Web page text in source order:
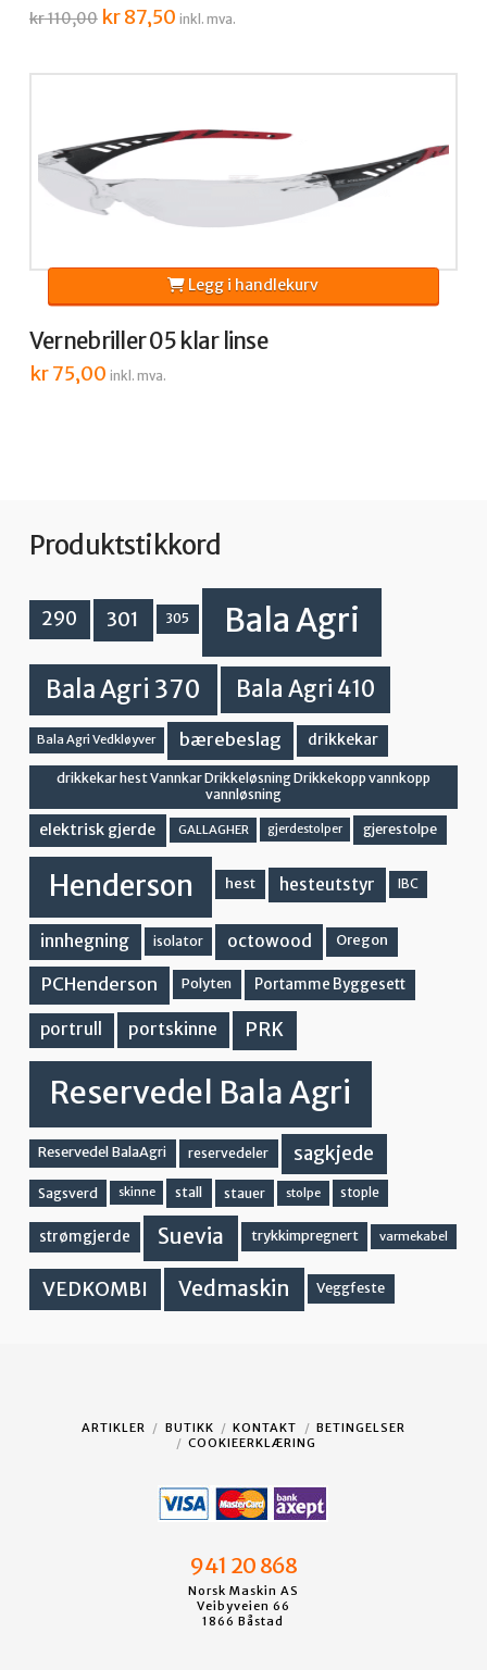
kr110,00 Opprinnelig
pris
kr87,50Nåværende
pris
inkl. mva.
Vernebriller 05 klar linse
kr75,00 inkl. mva.
Legg i handlekurv
Produktstikkord
290 301 305 Bala Agri
Bala Agri 370 Bala Agri 410
Bala Agri Vedkløyver bærebeslag drikkekar
drikkekar hest Vannkar Drikkeløsning Drikkekopp vannkopp
vannløsning
elektrisk gjerde GALLAGHER gjerdestolper gjerestolpe
Henderson hest hesteutstyr IBC
innhegning isolator octowood Oregon
PCHenderson Polyten Portamme Byggesett
portrull portskinne PRK
Reservedel Bala Agri
Reservedel BalaAgri reservedeler sagkjede
Sagsverd skinne stall stauer stolpe stople
strømgjerde Suevia trykkimpregnert varmekabel
VEDKOMBI Vedmaskin Veggfeste
ARTIKLER BUTIKK KONTAKT
BETINGELSER
COOKIEERKLÆRING
941 20 868
Norsk Maskin AS
Veibyveien 66
1866 Båstad